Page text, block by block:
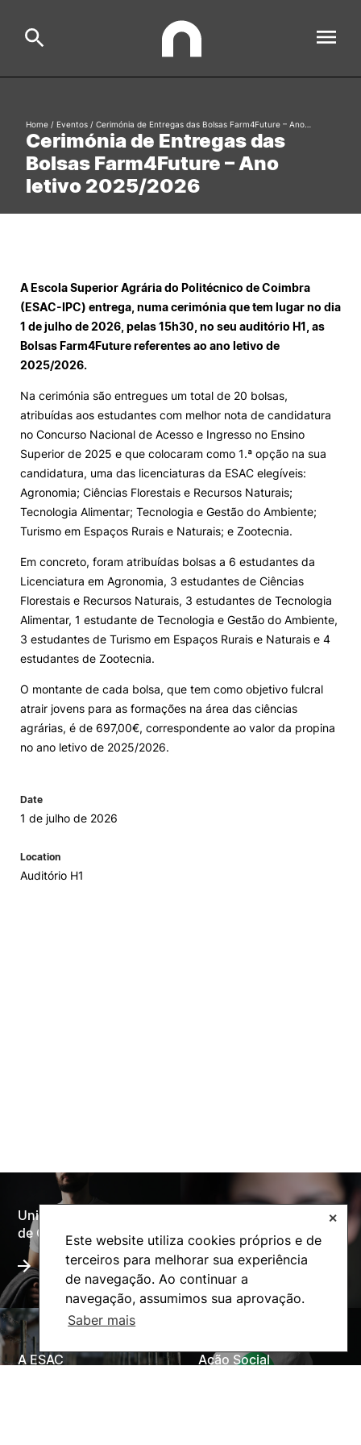
Este website utiliza cookies próprios e de
terceiros para melhorar sua experiência
de navegação. Ao continuar a
navegação, assumimos sua aprovação.
Saber mais
✕
Estudar
International Relations
Ofertas de Emprego e Informações Úteis
Loja da Agrária
Mudança de Par Instituição/Curso
©2026 Instituto Politécnico de Coimbra. Todos os direitos reservados.
Search
Formative Offer
Cerimónia de Entregas das
Bolsas Farm4Future – Ano
letivo 2025/2026
Home / Eventos / Cerimónia de Entregas das Bolsas Farm4Future – Ano…
A Escola Superior Agrária do Politécnico de Coimbra
(ESAC-IPC) entrega, numa cerimónia que tem lugar no dia
1 de julho de 2026, pelas 15h30, no seu auditório H1, as
Bolsas Farm4Future referentes ao ano letivo de
2025/2026.
Na cerimónia são entregues um total de 20 bolsas,
atribuídas aos estudantes com melhor nota de candidatura
no Concurso Nacional de Acesso e Ingresso no Ensino
Superior de 2025 e que colocaram como 1.ª opção na sua
candidatura, uma das licenciaturas da ESAC elegíveis:
Agronomia; Ciências Florestais e Recursos Naturais;
Tecnologia Alimentar; Tecnologia e Gestão do Ambiente;
Turismo em Espaços Rurais e Naturais; e Zootecnia.
Em concreto, foram atribuídas bolsas a 6 estudantes da
Licenciatura em Agronomia, 3 estudantes de Ciências
Florestais e Recursos Naturais, 3 estudantes de Tecnologia
Alimentar, 1 estudante de Tecnologia e Gestão do Ambiente,
3 estudantes de Turismo em Espaços Rurais e Naturais e 4
estudantes de Zootecnia.
O montante de cada bolsa, que tem como objetivo fulcral
atrair jovens para as formações na área das ciências
agrárias, é de 697,00€, correspondente ao valor da propina
no ano letivo de 2025/2026.
Date
1 de julho de 2026
Location
Auditório H1
Universidade Politécnica
de Coimbra
A ESAC Ação Social